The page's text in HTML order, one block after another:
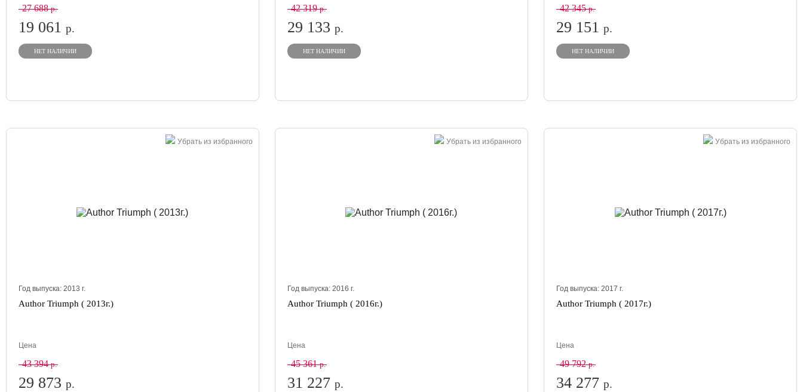
27 688р.
19 061 р.
НЕТ НАЛИЧИИ
42 319р.
29 133р.
НЕТ НАЛИЧИИ
42 345р.
29 151р.
НЕТ НАЛИЧИИ
Убрать из избранного
Год выпуска: 2013 г.
Author Triumph ( 2013г.)
Цена
43 394р.
29 873 р.
Убрать из избранного
Год выпуска:2016г.
Author Triumph ( 2016г.)
Цена
45 361р.
31 227р.
Убрать из избранного
Год выпуска:2017г.
Author Triumph ( 2017г.)
Цена
49 792р.
34 277р.